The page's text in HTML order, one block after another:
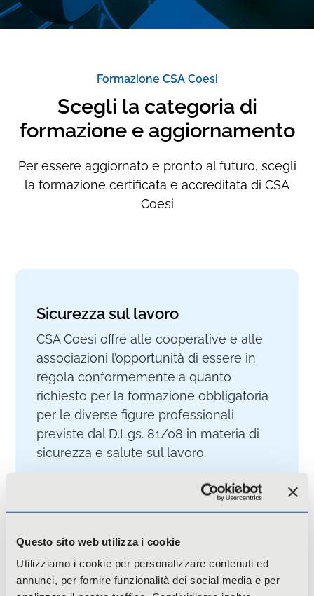
Questo sito web utilizza i cookie
Utilizziamo i cookie per personalizzare contenuti ed
annunci, per fornire funzionalità dei social media e per
Formazione CSA Coesi
Scegli la categoria di
formazione e aggiornamento
Per essere aggiornato e pronto al futuro, scegli
la formazione certificata e accreditata di CSA
Coesi
Sicurezza sul lavoro
CSA Coesi offre alle cooperative e alle
associazioni l’opportunità di essere in
regola conformemente a quanto
richiesto per la formazione obbligatoria
per le diverse figure professionali
previste dal D.Lgs. 81/08 in materia di
sicurezza e salute sul lavoro.